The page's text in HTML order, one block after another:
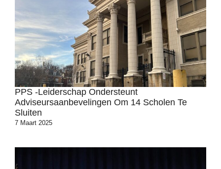
PPS -leiderschap Ondersteunt
Adviseursaanbevelingen Om 14 Scholen Te
Sluiten
7 Maart 2025